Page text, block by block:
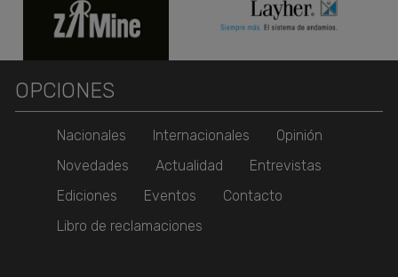
OPCIONES
Nacionales Internacionales
Opinión
Novedades
Actualidad
Entrevistas
Ediciones
Eventos
Contacto
Libro de reclamaciones